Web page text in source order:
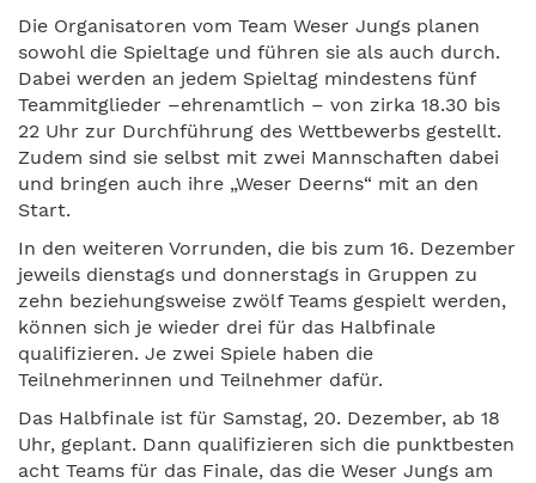
Die Organisatoren vom Team Weser Jungs planen
sowohl die Spieltage und führen sie als auch durch.
Dabei werden an jedem Spieltag mindestens fünf
Teammitglieder –ehrenamtlich – von zirka 18.30 bis
22 Uhr zur Durchführung des Wettbewerbs gestellt.
Zudem sind sie selbst mit zwei Mannschaften dabei
und bringen auch ihre „Weser Deerns“ mit an den
Start.
In den weiteren Vorrunden, die bis zum 16. Dezember
jeweils dienstags und donnerstags in Gruppen zu
zehn beziehungsweise zwölf Teams gespielt werden,
können sich je wieder drei für das Halbfinale
qualifizieren. Je zwei Spiele haben die
Teilnehmerinnen und Teilnehmer dafür.
Das Halbfinale ist für Samstag, 20. Dezember, ab 18
Uhr, geplant. Dann qualifizieren sich die punktbesten
acht Teams für das Finale, das die Weser Jungs am